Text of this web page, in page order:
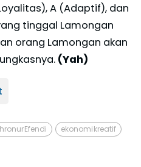
A (Adaptif), dan
tinggal Lamongan
orang Lamongan akan
(Yah)
Efendi ekonomi kreatif